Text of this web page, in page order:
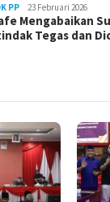
PP 23 Februari 2026
Mengabaikan
Tegas dan